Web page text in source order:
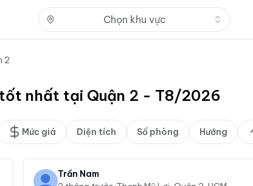
Chọn khu vực
2
nhất tại Quận 2 - T8/2026
Mức giá Diện tích Số phòng Hướng
Trần Nam